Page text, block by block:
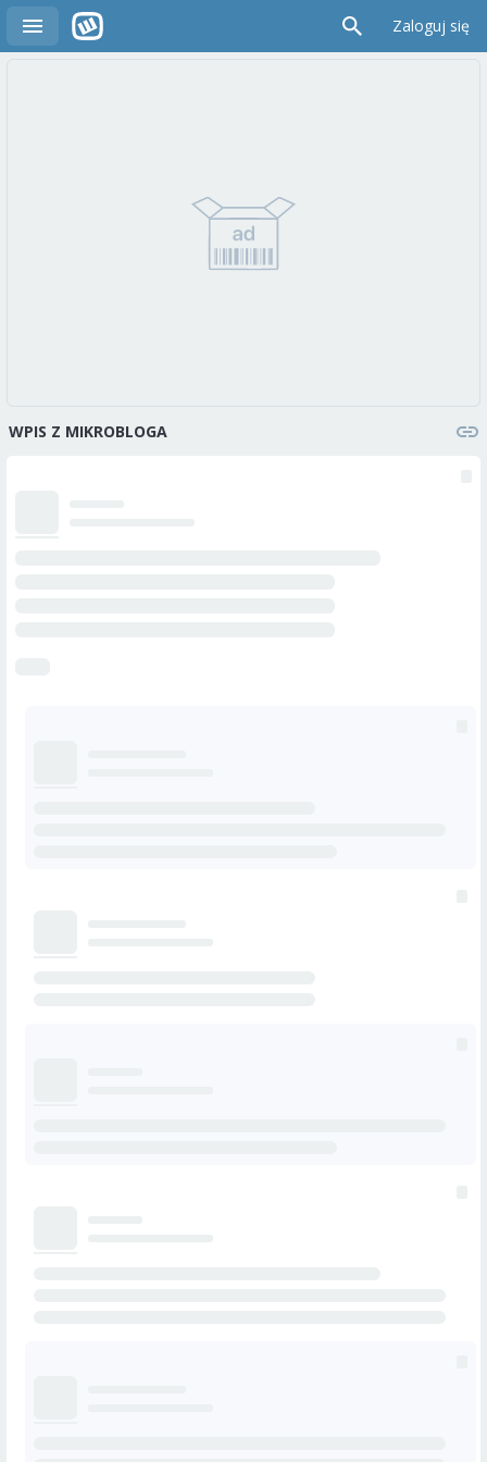
Zaloguj się
WPIS Z MIKROBLOGA